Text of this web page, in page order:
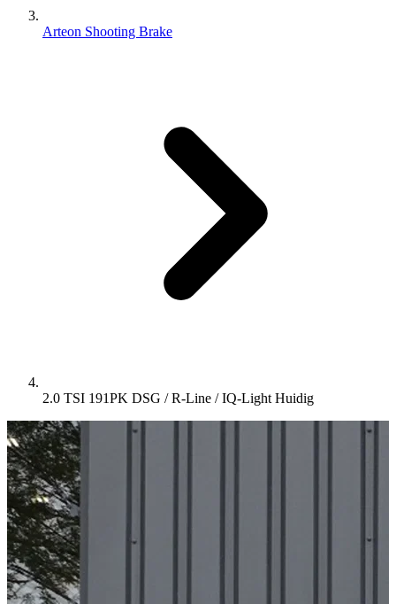
Arteon Shooting Brake
2.0 TSI 191PK DSG / R-Line / IQ-Light Huidig